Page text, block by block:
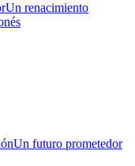
Un renacimiento
Un futuro prometedor